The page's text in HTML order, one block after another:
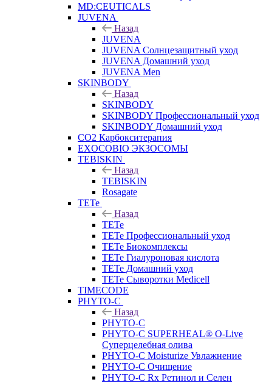
MD:CEUTICALS
JUVENA
Назад
JUVENA
JUVENA Солнцезащитный уход
JUVENA Домашний уход
JUVENA Men
SKINBODY
Назад
SKINBODY
SKINBODY Профессиональный уход
SKINBODY Домашний уход
CO2 Карбокситерапия
EXOCOBIO ЭКЗОСОМЫ
TEBISKIN
Назад
TEBISKIN
Rosagate
TETe
Назад
TETe
TETe Профессиональный уход
TETe Биокомплексы
TETe Гиалуроновая кислота
TETe Домашний уход
TETe Сыворотки Medicell
TIMECODE
PHYTO-C
Назад
PHYTO-C
PHYTO-C SUPERHEAL® O-Live
Суперцелебная олива
PHYTO-C Moisturize Увлажнение
PHYTO-C Очищение
PHYTO-C Rx Ретинол и Селен